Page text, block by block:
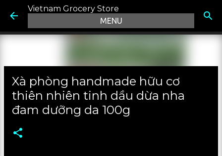
Chuyển đến nội dung chính
Vietnam Grocery Store
Xà phòng handmade hữu cơ
thiên nhiên tinh dầu dừa nha
đam dưỡng da 100g